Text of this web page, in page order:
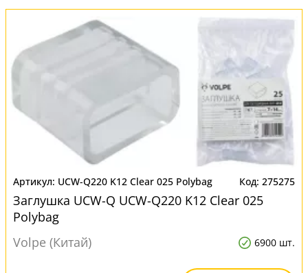
UCW-Q220 K12 Clear 025 Polybag 275275
Заглушка UCW-Q UCW-Q220 K12 Clear 025
Polybag
Volpe (Китай)
6900 шт.